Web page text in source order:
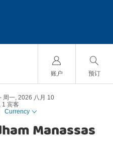
账户 预订
周一, 2026 八月 10
, 1 宾客
Currency
Manassas